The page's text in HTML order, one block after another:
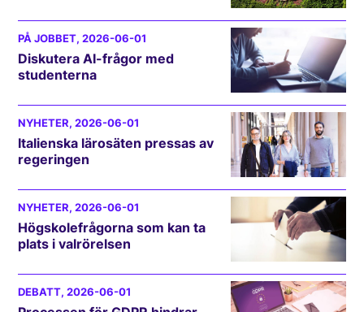
PÅ JOBBET, 2026-06-01
Diskutera AI-frågor med
studenterna
NYHETER, 2026-06-01
Italienska lärosäten pressas av
regeringen
NYHETER, 2026-06-01
Högskolefrågorna som kan ta
plats i valrörelsen
DEBATT, 2026-06-01